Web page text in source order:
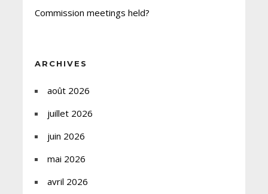
Commission meetings held?
ARCHIVES
août 2026
juillet 2026
juin 2026
mai 2026
avril 2026